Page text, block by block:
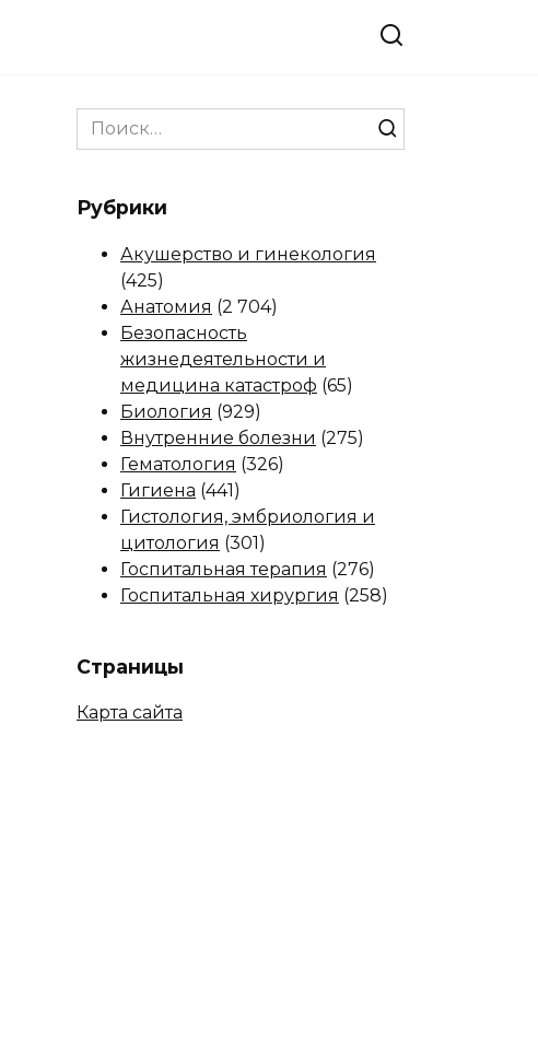
Search
for:
Рубрики
Акушерство и гинекология
(425)
Анатомия (2 704)
Безопасность
жизнедеятельности и
медицина катастроф (65)
Биология (929)
Внутренние болезни (275)
Гематология (326)
Гигиена (441)
Гистология, эмбриология и
цитология (301)
Госпитальная терапия (276)
Госпитальная хирургия (258)
Страницы
Карта сайта